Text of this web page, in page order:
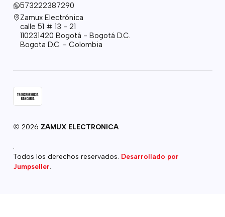
573222387290
Zamux Electrónica
calle 51 # 13 - 21
110231420 Bogotá - Bogotá D.C.
Bogota D.C. - Colombia
2026 ZAMUX ELECTRONICA
Todos los derechos reservados. Desarrollado por
Jumpseller